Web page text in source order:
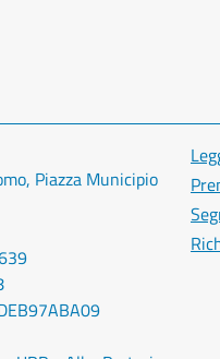
Piazza Municipio